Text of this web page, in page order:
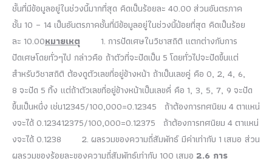
ชั้นที่มีข้อมูลอยู่ในช่วงนี้มากที่สุด คิดเป็นร้อยละ 40.00 ส่วนอันตรภาค
ชั้น 10 – 14 เป็นอันตรภาคชั้นที่มีข้อมูลอยู่ในช่วงนี้น้อยที่สุด คิดเป็นร้อย
ละ 10.00หมายเหตุ 1. การปัดเศษในวิชาสถิติ แตกต่างกับการ
ปัดเศษโดยทั่วๆไป กล่าวคือ ถ้าตัวที่จะปัดเป็น 5 โดยทั่วไปจะปัดขึ้นแต่
สำหรับวิชาสถิติ ต้องดูตัวเลขที่อยู่ข้างหน้า ถ้าเป็นเลขคู่ คือ 0, 2, 4, 6,
8 จะปัด 5 ทิ้ง แต่ถ้าตัวเลขที่อยู่ข้างหน้าเป็นเลขคี่ คือ 1, 3, 5, 7, 9 จะปัด
ขึ้นเป็นหนึ่ง เช่น12345/100,000=0.12345 ถ้าต้องการทศนิยม 4 ตาแหน่
งจะได้ 0.123412375/100,000=0.12375 ถ้าต้องการทศนิยม 4 ตาแหน่
งจะได้ 0.1238 2. ผลรวมของความถี่สัมพัทธ์ มีค่าเท่ากับ 1 เสมอ ส่วน
ผลรวมของร้อยละของความถี่สัมพัทธ์เท่ากับ 100 เสมอ 2.6 การ